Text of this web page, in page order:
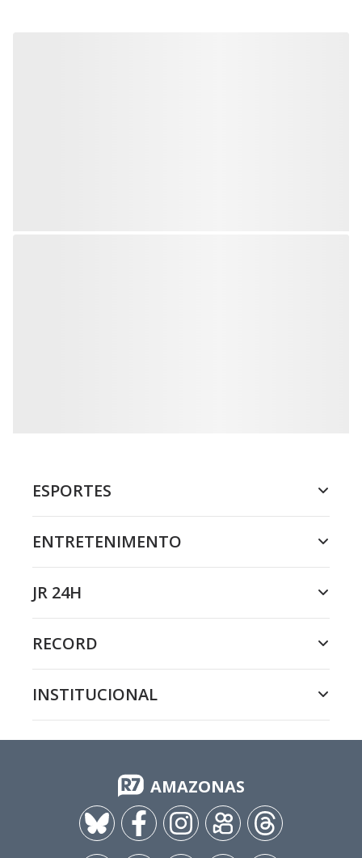
ESPORTES
ENTRETENIMENTO
JR 24H
RECORD
INSTITUCIONAL
AMAZONAS